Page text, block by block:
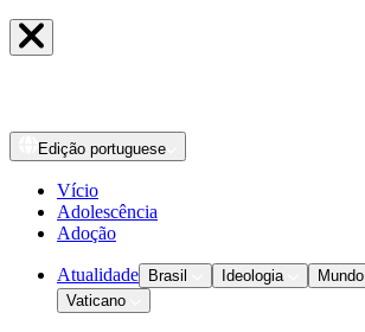
Edição portuguese
Vício
Adolescência
Adoção
Atualidade Brasil Ideologia Mundo
Vaticano